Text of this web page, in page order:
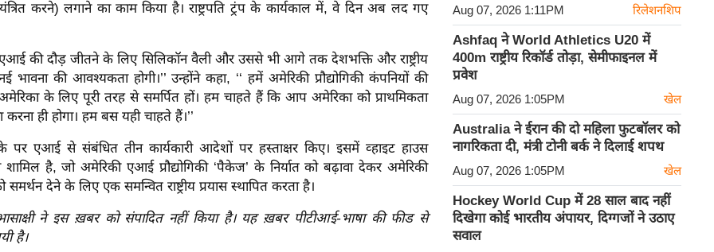
करने) लगाने का काम किया है। राष्ट्रपति ट्रंप के कार्यकाल में, वे दिन अब लद गए
एआई की दौड़ जीतने के लिए सिलिकॉन वैली और उससे भी आगे तक देशभक्ति और राष्ट्रीय
भावना की आवश्यकता होगी।’’ उन्होंने कहा, ‘‘ हमें अमेरिकी प्रौद्योगिकी कंपनियों की
के लिए पूरी तरह से समर्पित हों। हम चाहते हैं कि आप अमेरिका को प्राथमिकता
ही होगा। हम बस यही चाहते हैं।’’
पर एआई से संबंधित तीन कार्यकारी आदेशों पर हस्ताक्षर किए। इसमें व्हाइट हाउस
शामिल है, जो अमेरिकी एआई प्रौद्योगिकी ‘पैकेज’ के निर्यात को बढ़ावा देकर अमेरिकी
देने के लिए एक समन्वित राष्ट्रीय प्रयास स्थापित करता है।
ने इस ख़बर को संपादित नहीं किया है। यह ख़बर पीटीआई-भाषा की फीड से
है।
Aug 07, 2026 1:11PM रिलेशनशिप
Ashfaq ने World Athletics U20 में
400m राष्ट्रीय रिकॉर्ड तोड़ा, सेमीफाइनल में
प्रवेश
Aug 07, 2026 1:05PM खेल
Australia ने ईरान की दो महिला फुटबॉलर को
नागरिकता दी, मंत्री टोनी बर्क ने दिलाई शपथ
Aug 07, 2026 1:05PM खेल
Hockey World Cup में 28 साल बाद नहीं
दिखेगा कोई भारतीय अंपायर, दिग्गजों ने उठाए
सवाल